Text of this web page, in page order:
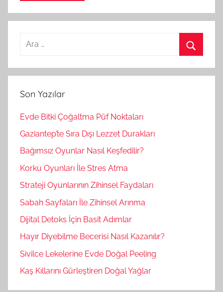
a
a
r
Son Yazılar
Evde Bitki Çoğaltma Püf Noktaları
Gaziantep’te Sıra Dışı Lezzet Durakları
Bağımsız Oyunlar Nasıl Keşfedilir?
Korku Oyunları İle Stres Atma
Strateji Oyunlarının Zihinsel Faydaları
Sabah Sayfaları İle Zihinsel Arınma
Dijital Detoks İçin Basit Adımlar
Hayır Diyebilme Becerisi Nasıl Kazanılır?
Sivilce Lekelerine Evde Doğal Peeling
Kaş Kıllarını Gürleştiren Doğal Yağlar